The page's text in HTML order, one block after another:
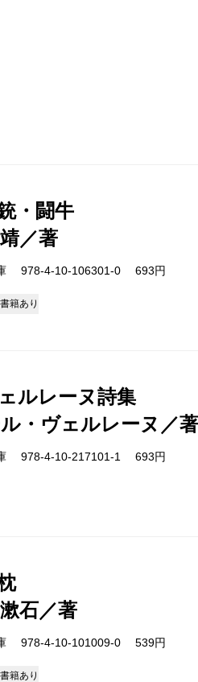
・闘牛
／著
978-4-10-106301-0 693円
籍あり
ルレーヌ詩集
・ヴェルレーヌ／
978-4-10-217101-1 693円
石／著
978-4-10-101009-0 539円
籍あり